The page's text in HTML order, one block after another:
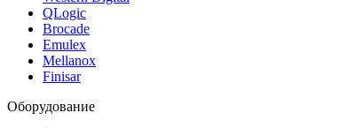
QLogic
Brocade
Emulex
Mellanox
Finisar
Оборудование